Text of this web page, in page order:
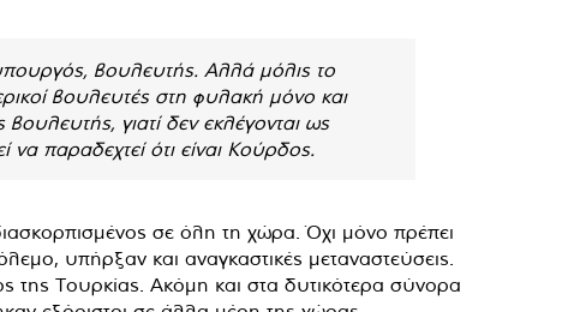
βουλευτής. Αλλά μόλις το
βουλευτές στη φυλακή μόνο και
γιατί δεν εκλέγονται ως
παραδεχτεί ότι είναι Κούρδος.
σε όλη τη χώρα. Όχι μόνο πρέπει
υπήρξαν και αναγκαστικές μεταναστεύσεις.
Τουρκίας. Ακόμη και στα δυτικότερα σύνορα